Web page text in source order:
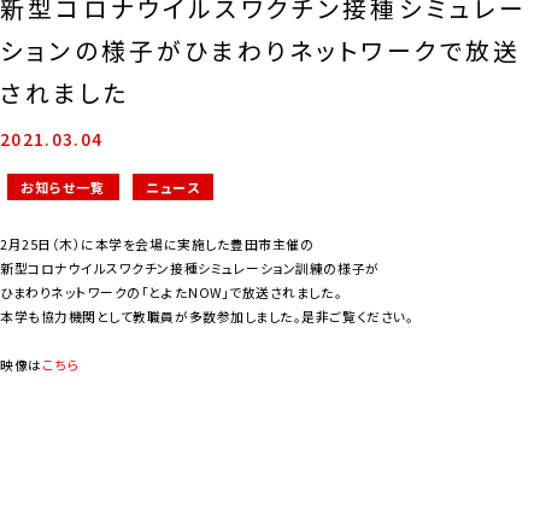
新型コロナウイルスワクチン接種シミュレー
ションの様子がひまわりネットワークで放送
されました
2021.03.04
お知らせ一覧 ニュース
2月25日（木）に本学を会場に実施した豊田市主催の
新型コロナウイルスワクチン接種シミュレーション訓練の様子が
ひまわりネットワークの「とよたNOW」で放送されました。
本学も協力機関として教職員が多数参加しました。是非ご覧ください。
映像はこちら